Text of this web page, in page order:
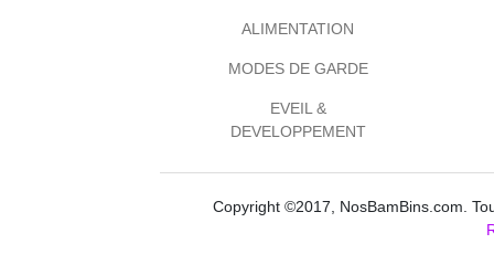
ALIMENTATION
MODES DE GARDE
EVEIL &
DEVELOPPEMENT
Copyright ©2017, NosBamBins.com.